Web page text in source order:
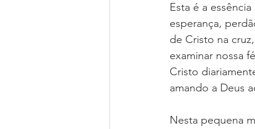
Esta é a
esperança,
de Cristo na
examinar nossa
Cristo
amando a Deus
Nesta pequena